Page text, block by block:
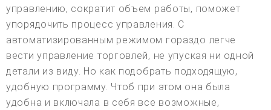
управлению, сократит объем работы, поможет
упорядочить процесс управления. С
автоматизированным режимом гораздо легче
вести управление торговлей, не упуская ни одной
детали из виду. Но как подобрать подходящую,
удобную программу. Чтоб при этом она была
удобна и включала в себя все возможные,